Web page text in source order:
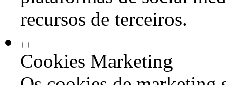
recursos de terceiros.
Cookies Marketing